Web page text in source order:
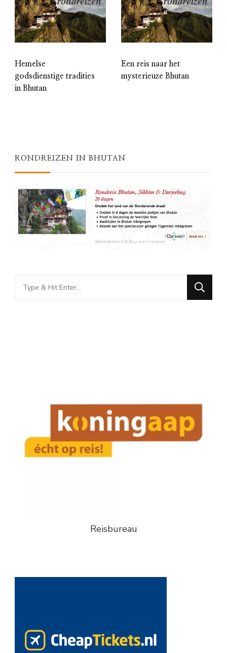
Hemelse
godsdienstige tradities
in Bhutan
Een reis naar het
mysterieuze Bhutan
RONDREIZEN IN BHUTAN
Looking
for
Reisbureau